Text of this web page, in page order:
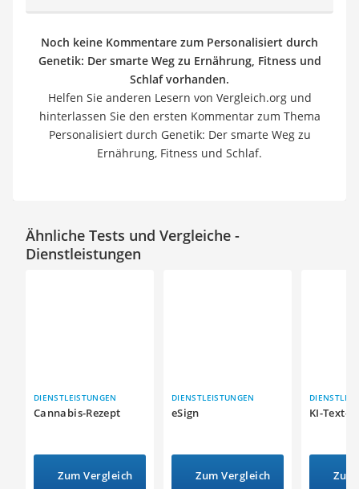
Noch keine Kommentare zum Personalisiert durch
Genetik: Der smarte Weg zu Ernährung, Fitness und
Schlaf vorhanden.
Helfen Sie anderen Lesern von Vergleich.org und
hinterlassen Sie den ersten Kommentar zum Thema
Personalisiert durch Genetik: Der smarte Weg zu
Ernährung, Fitness und Schlaf.
Ähnliche Tests und Vergleiche -
Dienstleistungen
DIENSTLEISTUNGEN
Cannabis-Rezept
Zum Vergleich
DIENSTLEISTUNGEN
eSign
Zum Vergleich
KI-Text-